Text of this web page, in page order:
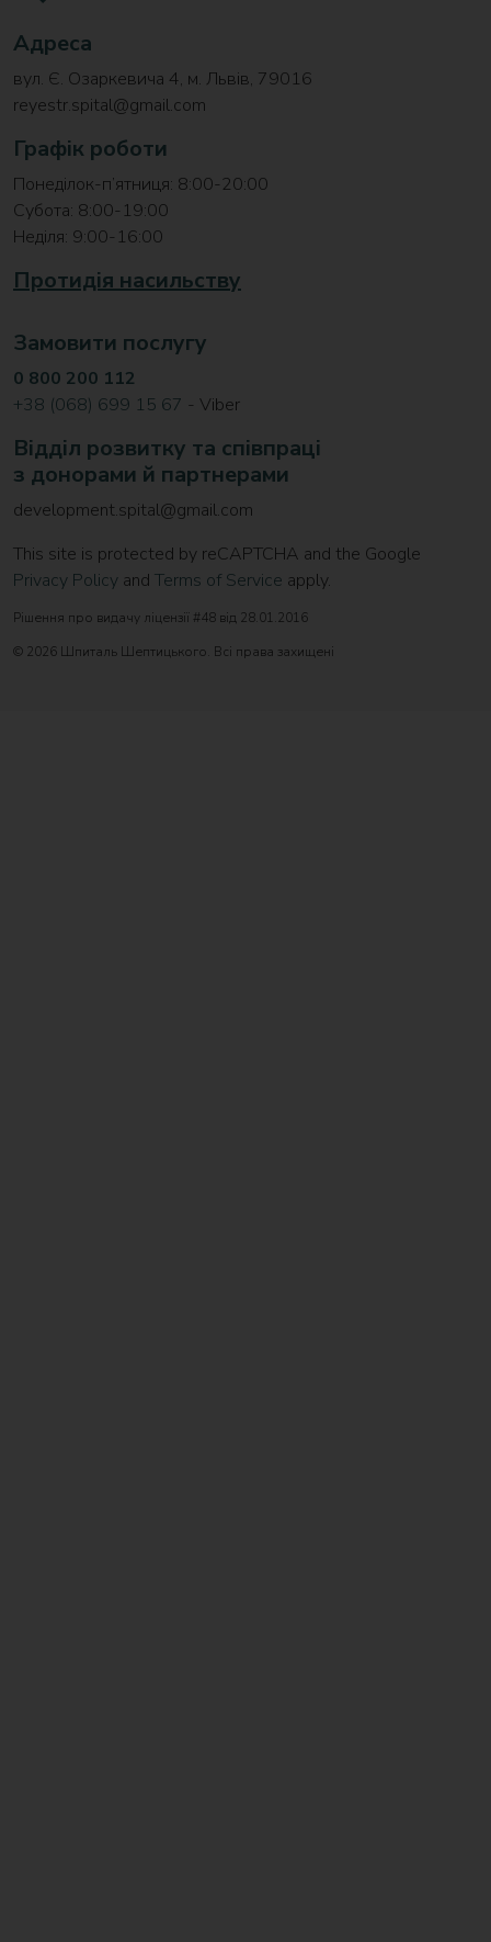
Адреса
вул. Є. Озаркевича 4, м. Львів, 79016
reyestr.spital@gmail.com
Графік роботи
Понеділок-п’ятниця: 8:00-20:00
Субота: 8:00-19:00
Неділя: 9:00-16:00
Протидія насильству
Замовити послугу
0 800 200 112
+38 (068) 699 15 67 - Viber
Відділ розвитку та співпраці
з донорами й партнерами
development.spital@gmail.com
This site is protected by reCAPTCHA and the Google
Privacy Policy and Terms of Service apply.
Рішення про видачу ліцензії #48 від 28.01.2016
© 2026 Шпиталь Шептицького. Всі права захищені